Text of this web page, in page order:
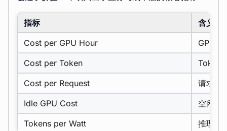
指标
含义
Cost per GPU Hour
GPU
Cost per Token
Token
Cost per Request
请求成
Idle GPU Cost
空闲成
Tokens per Watt
推理效